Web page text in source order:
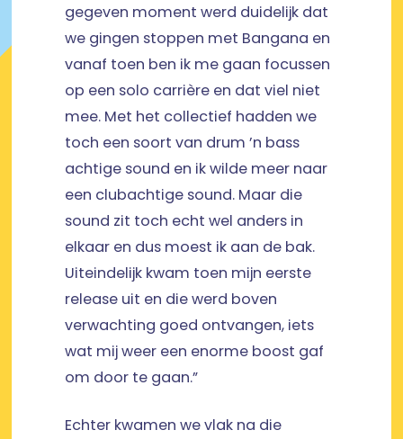
gegeven moment werd duidelijk dat
we gingen stoppen met Bangana en
vanaf toen ben ik me gaan focussen
op een solo carrière en dat viel niet
mee. Met het collectief hadden we
toch een soort van drum ’n bass
achtige sound en ik wilde meer naar
een clubachtige sound. Maar die
sound zit toch echt wel anders in
elkaar en dus moest ik aan de bak.
Uiteindelijk kwam toen mijn eerste
release uit en die werd boven
verwachting goed ontvangen, iets
wat mij weer een enorme boost gaf
om door te gaan.”
Echter kwamen we vlak na die